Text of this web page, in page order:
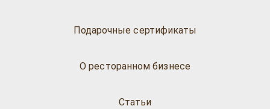
Подарочные сертификаты
О ресторанном бизнесе
Статьи